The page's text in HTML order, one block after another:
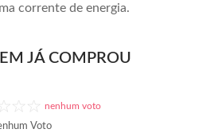
corrente de energia.
JÁ COMPROU
nenhum voto
Voto